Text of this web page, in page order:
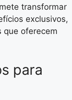
transformar
exclusivos,
que oferecem
para